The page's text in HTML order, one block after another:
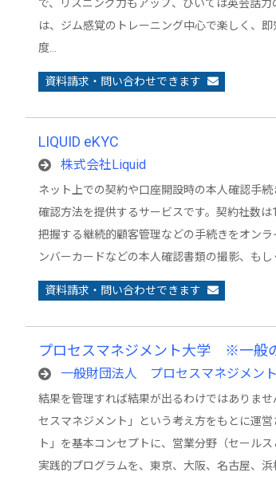
で、リスニング力もアップ、ひいては英会話
は、ジム感覚のトレーニング中心で楽しく、
度…
資料請求・問い合わせできます
LIQUID eKYC
株式会社Liquid
ネット上での契約や口座開設時の本人確認手
確認方法を提供するサービスです。契約社数
把握する継続的顧客管理などの手続きをオン
ンバーカードなどの本人確認書類の撮影、もし
資料請求・問い合わせできます
プロセスマネジメント大学 ※一般
一般財団法人 プロセスマネジメン
結果を管理すれば結果が出るわけではありま
セスマネジメント」という考え方をもとに運
ト」を基本コンセプトに、営業分野（セール
実践的プログラムを、東京、大阪、名古屋、浜